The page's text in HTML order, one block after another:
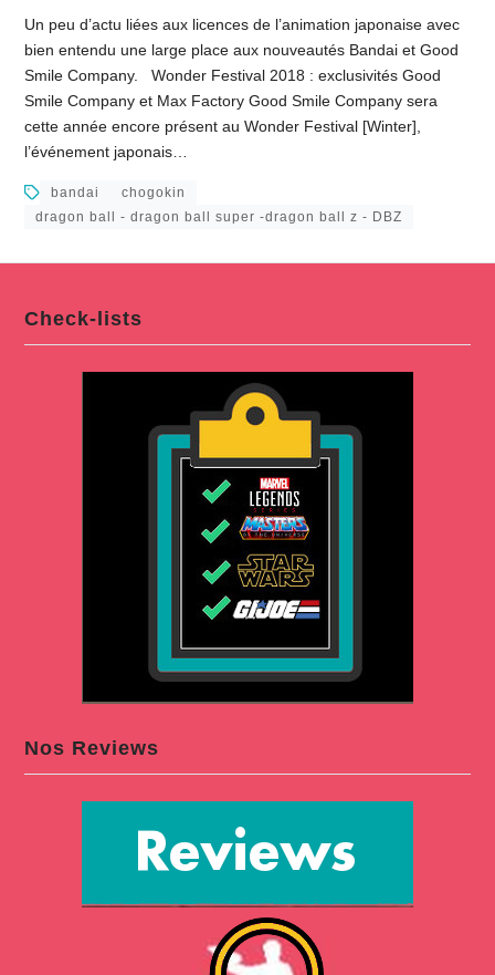
Un peu d’actu liées aux licences de l’animation japonaise avec
bien entendu une large place aux nouveautés Bandai et Good
Smile Company. Wonder Festival 2018 : exclusivités Good
Smile Company et Max Factory Good Smile Company sera
cette année encore présent au Wonder Festival [Winter],
l’événement japonais…
bandai
chogokin
dragon ball - dragon ball super -dragon ball z - DBZ
Check-lists
Nos Reviews